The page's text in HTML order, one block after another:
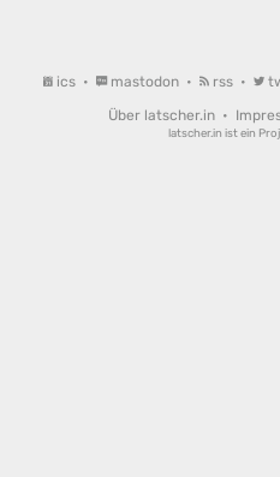
ics • mastodon • rss •
Über latscher.in •
latscher.in ist ein